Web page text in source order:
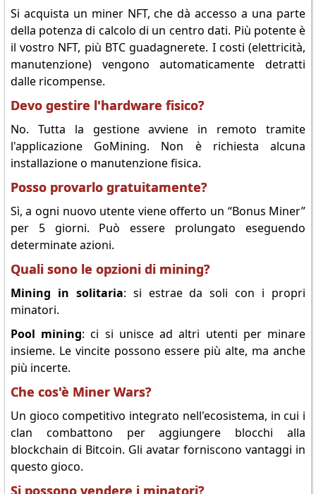
Si acquista un miner NFT, che dà accesso a una parte
della potenza di calcolo di un centro dati. Più potente è
il vostro NFT, più BTC guadagnerete. I costi (elettricità,
manutenzione) vengono automaticamente detratti
dalle ricompense.
Devo gestire l'hardware fisico?
No. Tutta la gestione avviene in remoto tramite
l'applicazione GoMining. Non è richiesta alcuna
installazione o manutenzione fisica.
Posso provarlo gratuitamente?
Sì, a ogni nuovo utente viene offerto un “Bonus Miner”
per 5 giorni. Può essere prolungato eseguendo
determinate azioni.
Quali sono le opzioni di mining?
Mining in solitaria: si estrae da soli con i propri
minatori.
Pool mining: ci si unisce ad altri utenti per minare
insieme. Le vincite possono essere più alte, ma anche
più incerte.
Che cos'è Miner Wars?
Un gioco competitivo integrato nell'ecosistema, in cui i
clan combattono per aggiungere blocchi alla
blockchain di Bitcoin. Gli avatar forniscono vantaggi in
questo gioco.
Si possono vendere i minatori?